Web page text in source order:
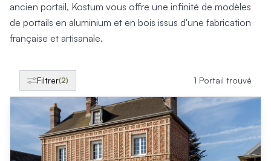
Produits > Clôtures > Clôtures contemporaines
Produits > Clôtures > Clôtures traditionnelles
Produits > Clôtures > Clôtures architectes
Produits > Garde-corps et rambardes > Tous nos garde-
Produits > Garde-corps et rambardes > Garde-corps à
Produits > Garde-corps et rambardes > Garde-corps vitrés
Produits > Garde-corps et rambardes > Garde-corps
Produits > Garde-corps et rambardes > Clôtures
Produits > Garde-corps et rambardes > Aides à la montée
ancien portail, Kostum vous offre une infinité de modèles
de portails en aluminium et en bois issus d'une fabrication
française et artisanale.
Filtrer(2) 1 Portail trouvé